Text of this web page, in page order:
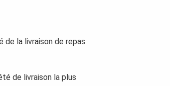
de la livraison de repas
de livraison la plus